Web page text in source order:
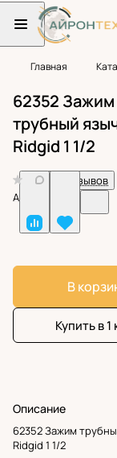
Главная
62352 Зажим
трубный
Ridgid 1 1/2
Нет отзывов
Арт.
В
Купить в 1
Описание
62352 Зажим
Ridgid 1 1/2